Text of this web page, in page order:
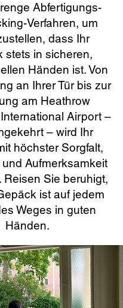
Abfertigungs-
Verfahren, um
dass Ihr
stets in sicheren,
Händen ist. Von
an Ihrer Tür bis zur
am Heathrow
Airport –
– wird Ihr
höchster Sorgfalt,
Aufmerksamkeit
Reisen Sie beruhigt,
ist auf jedem
Weges in guten
Händen.